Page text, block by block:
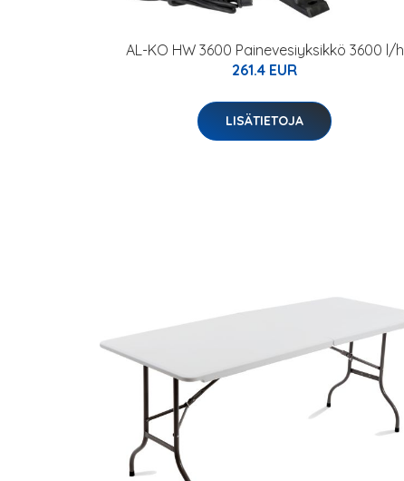
AL-KO HW 3600 Painevesiyksikkö 3600 l/h
261.4 EUR
LISÄTIETOJA